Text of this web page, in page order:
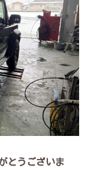
とうございま